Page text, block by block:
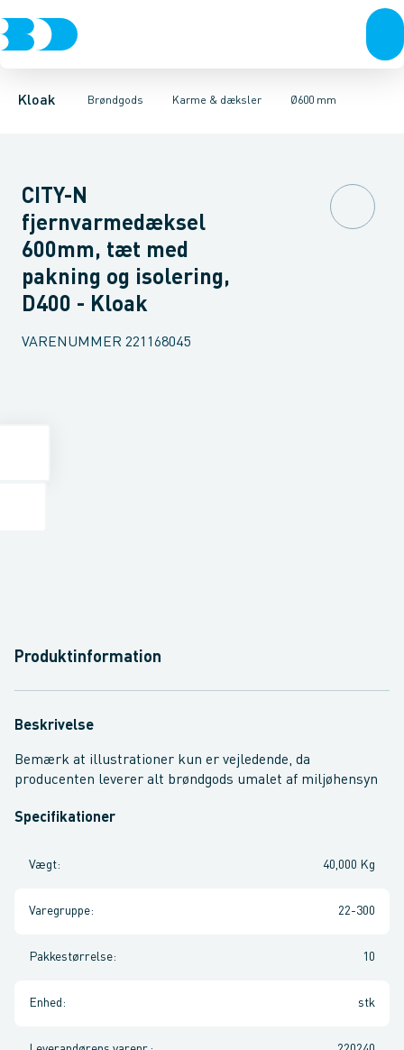
Kloak Brøndgods
Rør & fittingsBrønde BrøndgodsLinjeafvandingTanke,
Karme & dæksler
Kegler, dæksler & topringeKarme & dækslerØ600 mm
Ø280 mm Ø315 mmØ400 mmØ425 mmØ600 mm Ø800 mm
CITY-N
fjernvarmedæksel
600mm, tæt med
pakning og isolering,
D400 - Kloak
VARENUMMER 221168045
Produktinformation
Beskrivelse
Bemærk at illustrationer kun er vejledende, da
producenten leverer alt brøndgods umalet af miljøhensyn
Specifikationer
Vægt: 40,000 Kg
Varegruppe: 22-300
Pakkestørrelse: 10
Enhed : stk